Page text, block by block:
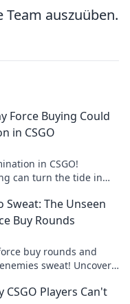
auszuüben.
Force Buying Could
in CSGO
in CSGO!
can turn the tide in
Sweat: The Unseen
Buy Rounds
buy rounds and
sweat! Uncover
CSGO Players Can't